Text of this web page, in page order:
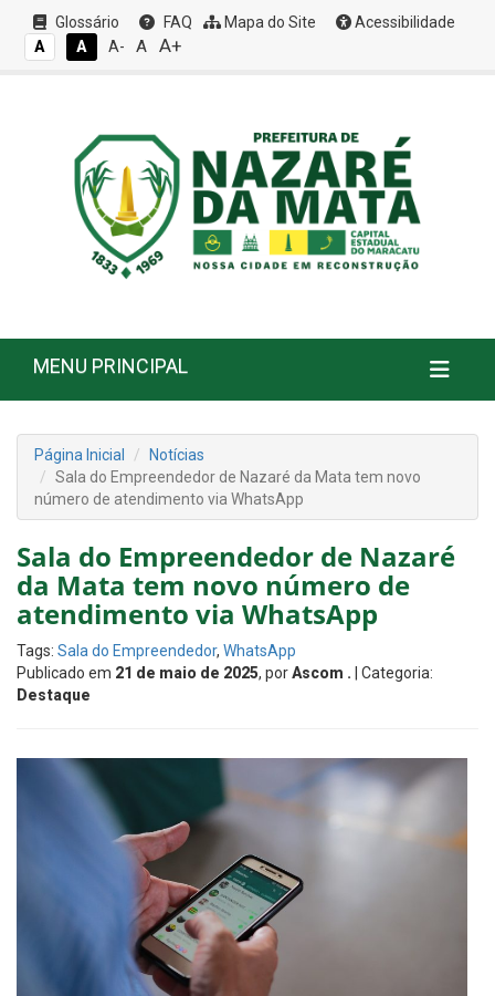
Glossário FAQ Mapa do Site
Acessibilidade
A
A A- A A+
MENU PRINCIPAL
Página Inicial
Notícias
Sala do Empreendedor de Nazaré da Mata tem novo
número de atendimento via WhatsApp
Sala do Empreendedor de Nazaré
da Mata tem novo número de
atendimento via WhatsApp
Tags: Sala do Empreendedor, WhatsApp
Publicado em 21 de maio de 2025, porAscom . | Categoria:
Destaque